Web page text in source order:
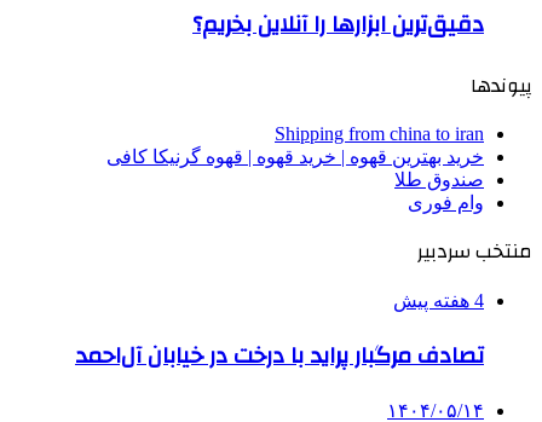
دقیق‌ترین ابزارها را آنلاین بخریم؟
پیوندها
Shipping from china to iran
خرید بهترین قهوه | خرید قهوه | قهوه گرنیکا کافی
صندوق طلا
وام فوری
منتخب سردبیر
4 هفته پیش
تصادف مرگبار پراید با درخت در خیابان آل‌احمد
۱۴۰۴/۰۵/۱۴